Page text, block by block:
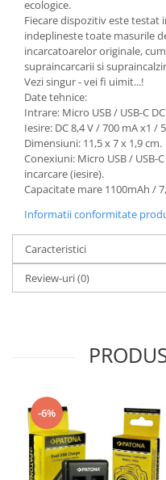
ecologice.
Fiecare dispozitiv este
indeplineste toate masurile
incarcatoarelor originale,
supraincarcarii si
Vezi singur - vei fi uimit...!
Date tehnice:
Intrare: Micro USB / USB-C
Iesire: DC 8,4 V / 700 mA x1 /
Dimensiuni: 11,5 x 7 x 1,9 cm.
Conexiuni: Micro USB /
incarcare (iesire).
Capacitate mare 1100mAh /
Informatii conformitate
Caracteristici
Review-uri(0)
-6%